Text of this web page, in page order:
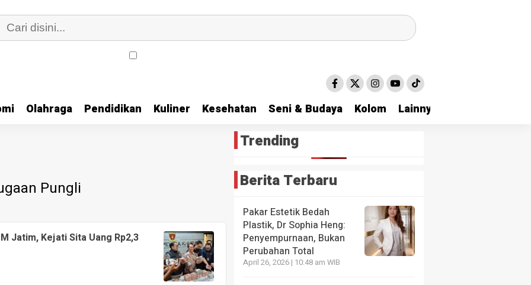
Olahraga Pendidikan Kuliner Kesehatan Seni & Budaya Kolom Lainnya
Pungli
Jatim, Kejati Sita Uang Rp2,3
Trending
Berita Terbaru
Pakar Estetik Bedah
Plastik, Dr Sophia Heng:
Penyempurnaan, Bukan
Perubahan Total
April 26, 2026 | 10:48 am WIB